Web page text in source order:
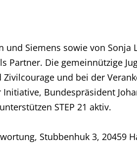
und Siemens sowie von Sonja
Die gemeinnützige
und bei der
Bundespräsident
STEP 21 aktiv.
Stubbenhuk 3, 20459